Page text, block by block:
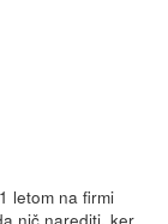
letom na firmi
nič narediti, ker